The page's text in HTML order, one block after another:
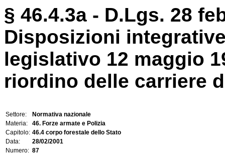
§ 46.4.3a - D.Lgs. 28
Disposizioni
legislativo 12 maggio
riordino delle carriere
Settore:
Normativa nazionale
Materia:
46. Forze armate e Polizia
Capitolo: 46.4 corpo forestale dello Stato
Data:
28/02/2001
Numero: 87